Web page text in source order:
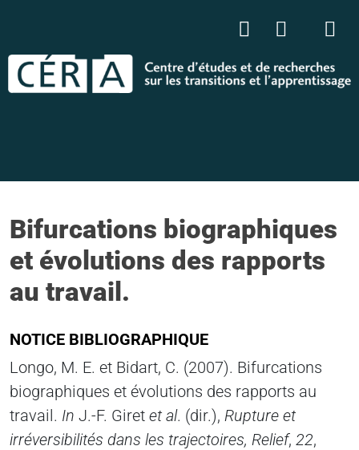
Bifurcations biographiques
et évolutions des rapports
au travail.
NOTICE BIBLIOGRAPHIQUE
Longo, M. E. et Bidart, C. (2007). Bifurcations
biographiques et évolutions des rapports au
travail. In J.-F. Giret et al. (dir.), Rupture et
irréversibilités dans les trajectoires, Relief, 22,